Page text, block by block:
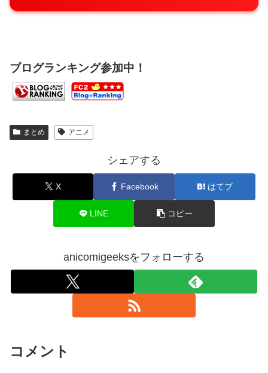
ブログランキング参加中！
まとめ アニメ
シェアする
X Facebook はてブ
LINE コピー
anicomigeeksをフォローする
コメント